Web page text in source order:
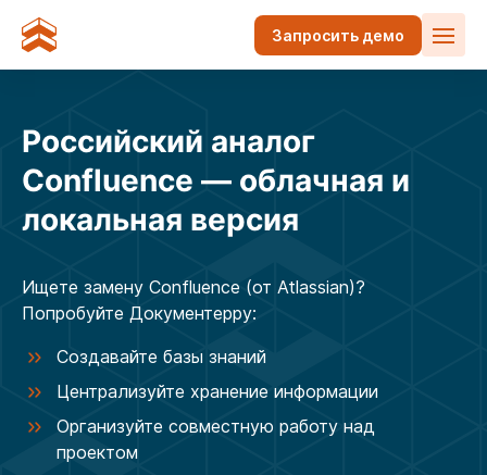
Запросить демо
Российский аналог
Confluence — облачная и
локальная версия
Ищете замену Confluence (от Atlassian)?
Попробуйте Документерру:
Создавайте базы знаний
Централизуйте хранение информации
Организуйте совместную работу над
проектом